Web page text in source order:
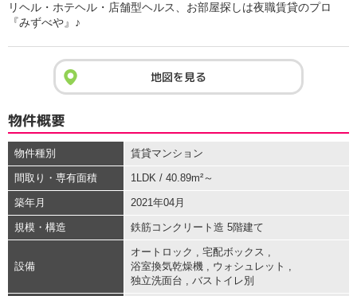
リヘル・ホテヘル・店舗型ヘルス、お部屋探しは夜職賃貸のプロ
『みずべや』♪
地図を見る
物件概要
物件種別 賃貸マンション
間取り・専有面積 1LDK / 40.89m²～
築年月 2021年04月
規模・構造 鉄筋コンクリート造 5階建て
設備
オートロック , 宅配ボックス ,
浴室換気乾燥機 , ウォシュレット ,
独立洗面台 , バストイレ別